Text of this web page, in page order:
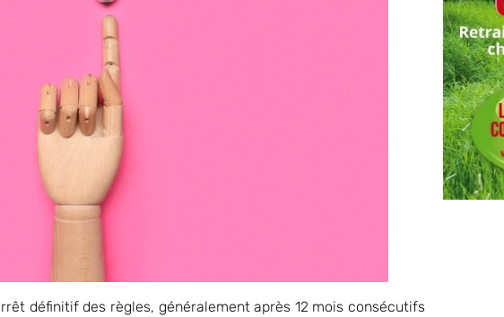
définitif des règles, généralement après 12 mois consécutifs